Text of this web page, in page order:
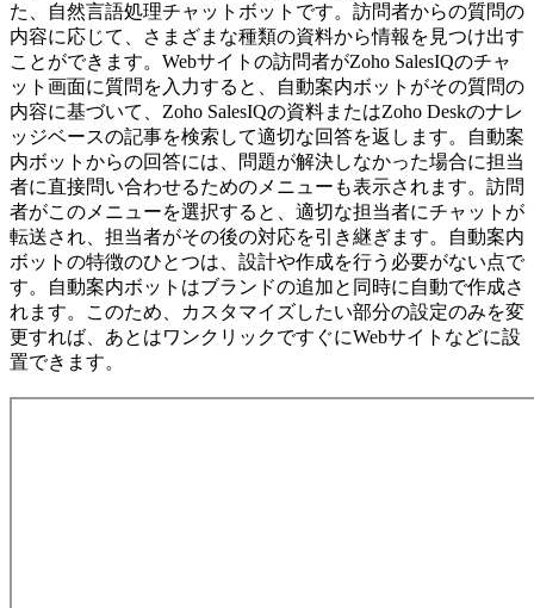
た、自然言語処理チャットボットです。訪問者からの質問の
内容に応じて、さまざまな種類の資料から情報を見つけ出す
ことができます。Webサイトの訪問者がZoho SalesIQのチャ
ット画面に質問を入力すると、自動案内ボットがその質問の
内容に基づいて、Zoho SalesIQの資料またはZoho Deskのナレ
ッジベースの記事を検索して適切な回答を返します。自動案
内ボットからの回答には、問題が解決しなかった場合に担当
者に直接問い合わせるためのメニューも表示されます。訪問
者がこのメニューを選択すると、適切な担当者にチャットが
転送され、担当者がその後の対応を引き継ぎます。自動案内
ボットの特徴のひとつは、設計や作成を行う必要がない点で
す。自動案内ボットはブランドの追加と同時に自動で作成さ
れます。このため、カスタマイズしたい部分の設定のみを変
更すれば、あとはワンクリックですぐにWebサイトなどに設
置できます。